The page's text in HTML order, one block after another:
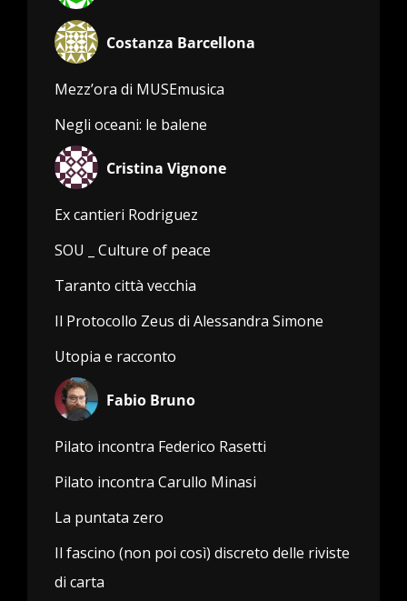
Costanza Barcellona
Mezz’ora di MUSEmusica
Negli oceani: le balene
Cristina Vignone
Ex cantieri Rodriguez
SOU _ Culture of peace
Taranto città vecchia
Il Protocollo Zeus di Alessandra Simone
Utopia e racconto
Fabio Bruno
Pilato incontra Federico Rasetti
Pilato incontra Carullo Minasi
La puntata zero
Il fascino (non poi così) discreto delle riviste
di carta